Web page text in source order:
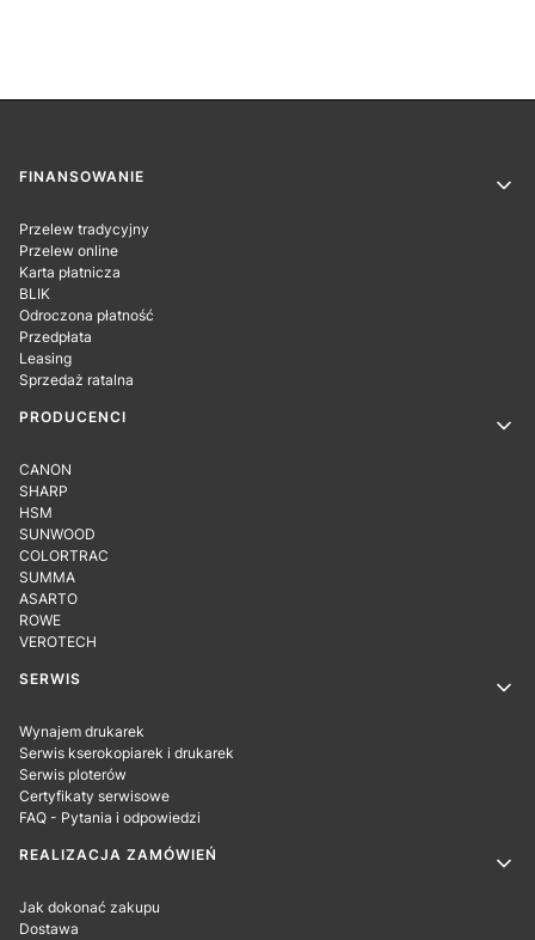
Linki w stopce
FINANSOWANIE
Przelew tradycyjny
Przelew online
Karta płatnicza
BLIK
Odroczona płatność
Przedpłata
Leasing
Sprzedaż ratalna
PRODUCENCI
CANON
SHARP
HSM
SUNWOOD
COLORTRAC
SUMMA
ASARTO
ROWE
VEROTECH
SERWIS
Wynajem drukarek
Serwis kserokopiarek i drukarek
Serwis ploterów
Certyfikaty serwisowe
FAQ - Pytania i odpowiedzi
REALIZACJA ZAMÓWIEŃ
Jak dokonać zakupu
Dostawa